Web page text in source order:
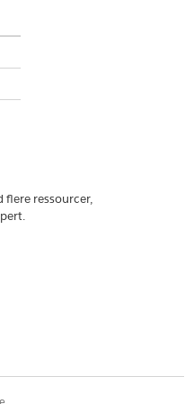
flere ressourcer,